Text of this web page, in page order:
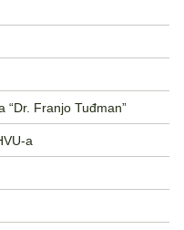
“Dr. Franjo Tuđman”
a